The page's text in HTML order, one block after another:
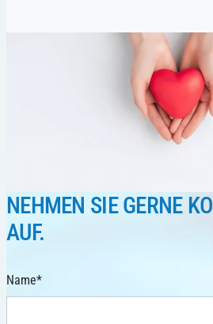
NEHMEN SIE GERNE
AUF.
Name*